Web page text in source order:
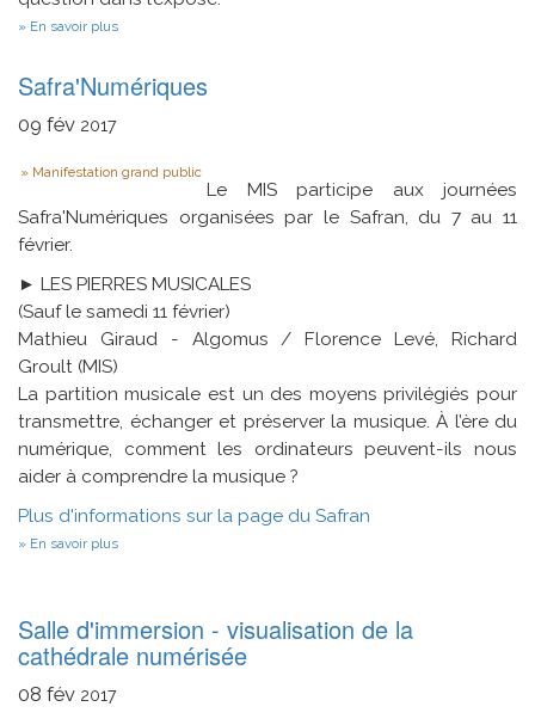
En savoir plus
Lobe
frontal
ici
Safra'Numériques
09 fév 2017
Type
Manifestation grand public
Le MIS participe aux journées
Safra'Numériques organisées par le Safran, du 7 au 11
février.
► LES PIERRES MUSICALES
(Sauf le samedi 11 février)
Mathieu Giraud - Algomus / Florence Levé, Richard
Groult (MIS)
La partition musicale est un des moyens privilégiés pour
transmettre, échanger et préserver la musique. À l’ère du
numérique, comment les ordinateurs peuvent-ils nous
aider à comprendre la musique ?
Plus d'informations sur la page du Safran
En savoir plus
Salle d'immersion - visualisation de la
cathédrale numérisée
08 fév 2017